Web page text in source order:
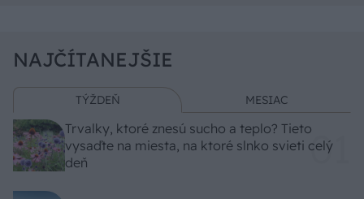
NAJČÍTANEJŠIE
TÝŽDEŇ MESIAC
Trvalky, ktoré znesú sucho a teplo? Tieto
vysaďte na miesta, na ktoré slnko svieti celý
deň